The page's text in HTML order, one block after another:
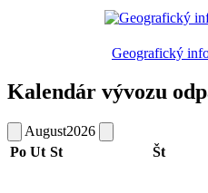
Geografický
Kalendár vývozu
August2026
Po Ut St Št